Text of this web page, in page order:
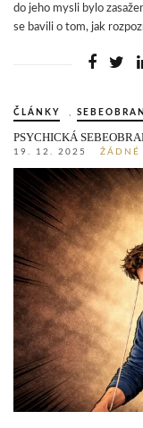
do jeho mysli bylo
se bavili o tom, jak
ČLÁNKY
PSYCHICKÁ
19. 12. 2025 ŽÁDNÉ